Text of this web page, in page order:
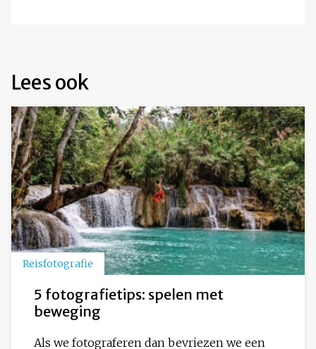
Lees ook
Reisfotografie
5 fotografietips: spelen met
beweging
Als we fotograferen dan bevriezen we een